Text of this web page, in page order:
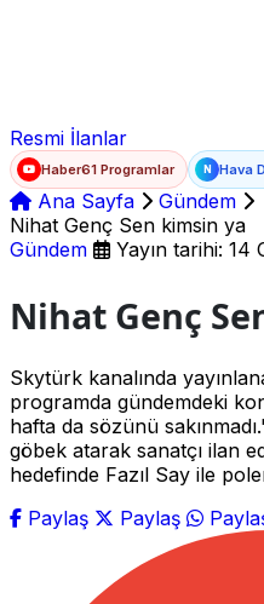
Resmi İlanlar
Haber61 Programlar N Hava
Ana Sayfa
Gündem
Nihat Genç Sen kimsin ya
Gündem
Yayın tarihi: 14
Nihat Genç
Skytürk kanalında
programda gündemdeki
hafta da sözünü
göbek atarak sanatçı ilan
hedefinde Fazıl Say ile
Paylaş
Paylaş